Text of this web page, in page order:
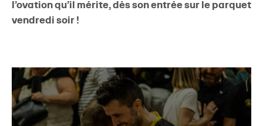
l’ovation qu’il mérite, dès son entrée sur le parquet
vendredi soir !